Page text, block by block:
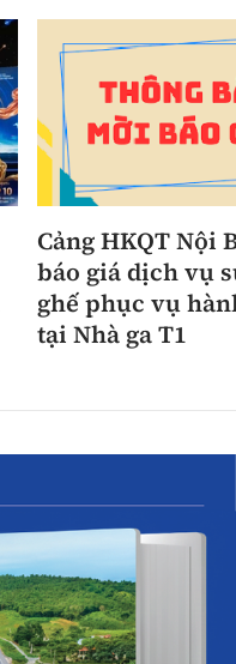
Cảng HKQT Nội
báo giá dịch vụ
ghế phục vụ
tại Nhà ga T1